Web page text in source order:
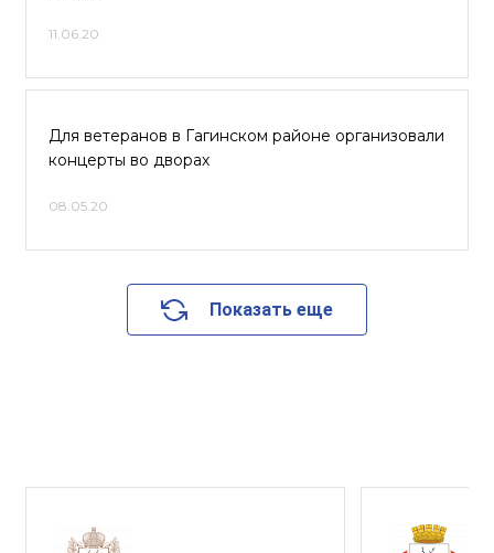
11.06.20
Для ветеранов в Гагинском районе организовали
концерты во дворах
08.05.20
Показать еще